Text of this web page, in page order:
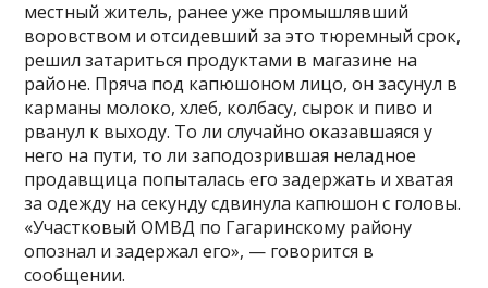
местный житель, ранее уже промышлявший
воровством и отсидевший за это тюремный срок,
решил затариться продуктами в магазине на
районе. Пряча под капюшоном лицо, он засунул в
карманы молоко, хлеб, колбасу, сырок и пиво и
рванул к выходу. То ли случайно оказавшаяся у
него на пути, то ли заподозрившая неладное
продавщица попыталась его задержать и хватая
за одежду на секунду сдвинула капюшон с головы.
«Участковый ОМВД по Гагаринскому району
опознал и задержал его», — говорится в
сообщении.